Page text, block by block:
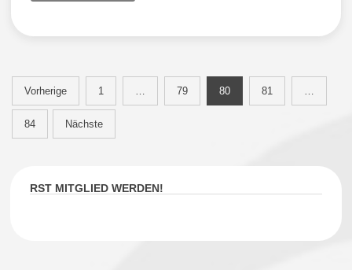
Seitennummerierung
der
Beiträge
Vorherige 1 79 80 81
84 Nächste
RST MITGLIED WERDEN!